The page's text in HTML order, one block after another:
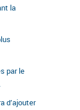
la
par le
d’ajouter